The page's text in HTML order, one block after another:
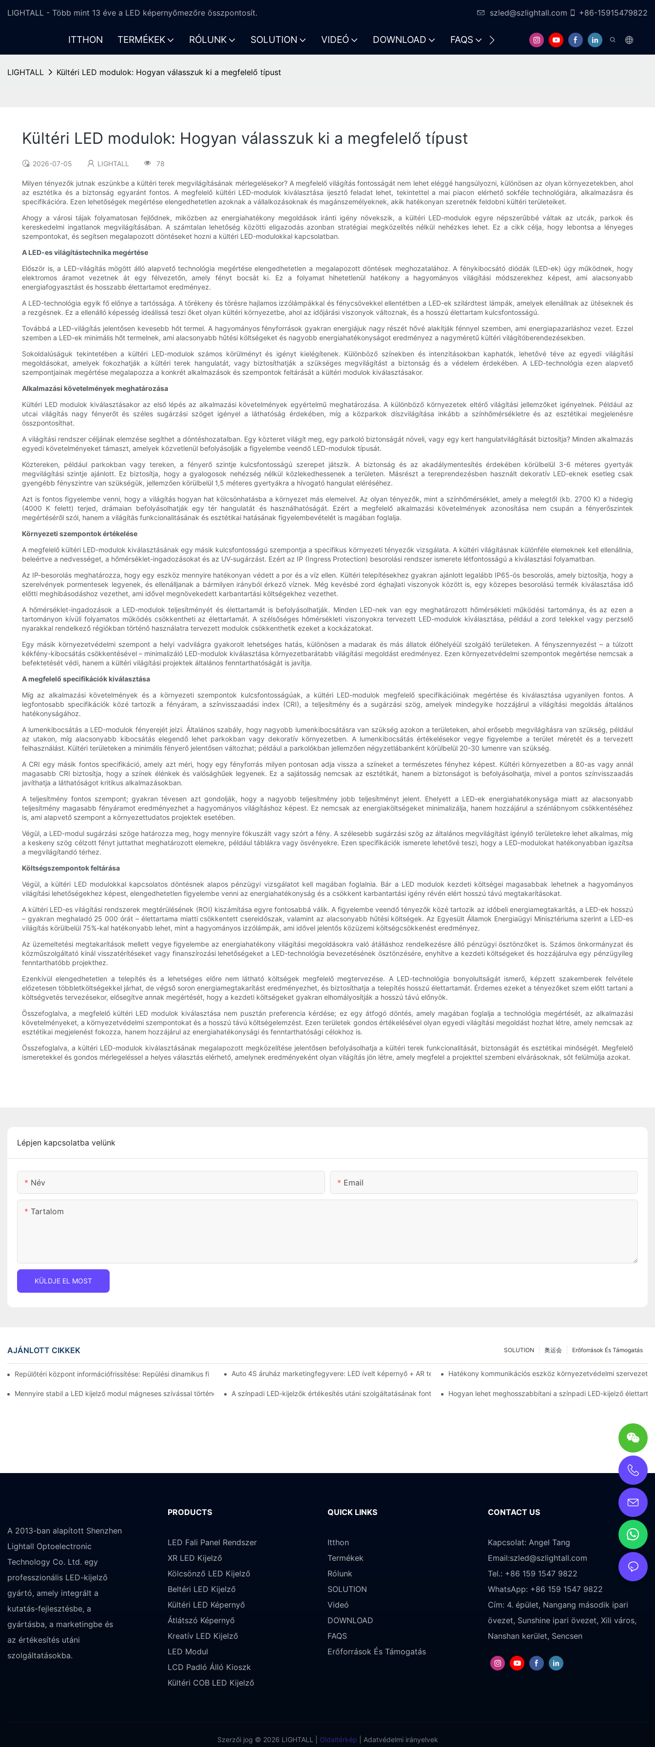
LIGHTALL - Több mint 13 éve a LED képernyőmezőre összpontosít. szled@szlightall.com +86-15915479822
ITTHON TERMÉKEK RÓLUNK SOLUTION VIDEÓ DOWNLOAD FAQS ERŐFORRÁSOK ÉS TÁMOGATÁS
LIGHTALL Kültéri LED modulok: Hogyan válasszuk ki a megfelelő típust
Kültéri LED modulok: Hogyan válasszuk ki a megfelelő típust
2026-07-05 LIGHTALL 78
Milyen tényezők jutnak eszünkbe a kültéri terek megvilágításának mérlegelésekor? A megfelelő világítás fontosságát nem lehet eléggé hangsúlyozni, különösen az olyan környezetekben, ahol
az esztétika és a biztonság egyaránt fontos. A megfelelő kültéri LED-modulok kiválasztása ijesztő feladat lehet, tekintettel a mai piacon elérhető sokféle technológiára, alkalmazásra és
specifikációra. Ezen lehetőségek megértése elengedhetetlen azoknak a vállalkozásoknak és magánszemélyeknek, akik hatékonyan szeretnék feldobni kültéri területeiket.
Ahogy a városi tájak folyamatosan fejlődnek, miközben az energiahatékony megoldások iránti igény növekszik, a kültéri LED-modulok egyre népszerűbbé váltak az utcák, parkok és
kereskedelmi ingatlanok megvilágításában. A számtalan lehetőség közötti eligazodás azonban stratégiai megközelítés nélkül nehézkes lehet. Ez a cikk célja, hogy lebontsa a lényeges
szempontokat, és segítsen megalapozott döntéseket hozni a kültéri LED-modulokkal kapcsolatban.
A LED-es világítástechnika megértése
Először is, a LED-világítás mögött álló alapvető technológia megértése elengedhetetlen a megalapozott döntések meghozatalához. A fénykibocsátó diódák (LED-ek) úgy működnek, hogy
elektromos áramot vezetnek át egy félvezetőn, amely fényt bocsát ki. Ez a folyamat hihetetlenül hatékony a hagyományos világítási módszerekhez képest, ami alacsonyabb
energiafogyasztást és hosszabb élettartamot eredményez.
A LED-technológia egyik fő előnye a tartóssága. A törékeny és törésre hajlamos izzólámpákkal és fénycsövekkel ellentétben a LED-ek szilárdtest lámpák, amelyek ellenállnak az ütéseknek és
a rezgésnek. Ez a ellenálló képesség ideálissá teszi őket olyan kültéri környezetbe, ahol az időjárási viszonyok változnak, és a hosszú élettartam kulcsfontosságú.
Továbbá a LED-világítás jelentősen kevesebb hőt termel. A hagyományos fényforrások gyakran energiájuk nagy részét hővé alakítják fénnyel szemben, ami energiapazarláshoz vezet. Ezzel
szemben a LED-ek minimális hőt termelnek, ami alacsonyabb hűtési költségeket és nagyobb energiahatékonyságot eredményez a nagyméretű kültéri világítóberendezésekben.
Sokoldalúságuk tekintetében a kültéri LED-modulok számos körülményt és igényt kielégítenek. Különböző színekben és intenzitásokban kaphatók, lehetővé téve az egyedi világítási
megoldásokat, amelyek fokozhatják a kültéri terek hangulatát, vagy biztosíthatják a szükséges megvilágítást a biztonság és a védelem érdekében. A LED-technológia ezen alapvető
szempontjainak megértése megalapozza a konkrét alkalmazások és szempontok feltárását a kültéri modulok kiválasztásakor.
Alkalmazási követelmények meghatározása
Kültéri LED modulok kiválasztásakor az első lépés az alkalmazási követelmények egyértelmű meghatározása. A különböző környezetek eltérő világítási jellemzőket igényelnek. Például az
utcai világítás nagy fényerőt és széles sugárzási szöget igényel a láthatóság érdekében, míg a közparkok díszvilágítása inkább a színhőmérsékletre és az esztétikai megjelenésre
összpontosíthat.
A világítási rendszer céljának elemzése segíthet a döntéshozatalban. Egy közteret világít meg, egy parkoló biztonságát növeli, vagy egy kert hangulatvilágítását biztosítja? Minden alkalmazás
egyedi követelményeket támaszt, amelyek közvetlenül befolyásolják a figyelembe veendő LED-modulok típusát.
Köztereken, például parkokban vagy tereken, a fényerő szintje kulcsfontosságú szerepet játszik. A biztonság és az akadálymentesítés érdekében körülbelül 3-6 méteres gyertyák
megvilágítási szintje ajánlott. Ez biztosítja, hogy a gyalogosok nehézség nélkül közlekedhessenek a területen. Másrészt a tereprendezésben használt dekoratív LED-eknek esetleg csak
gyengébb fényszintre van szükségük, jellemzően körülbelül 1,5 méteres gyertyákra a hívogató hangulat eléréséhez.
Azt is fontos figyelembe venni, hogy a világítás hogyan hat kölcsönhatásba a környezet más elemeivel. Az olyan tényezők, mint a színhőmérséklet, amely a melegtől (kb. 2700 K) a hidegig
(4000 K felett) terjed, drámaian befolyásolhatják egy tér hangulatát és használhatóságát. Ezért a megfelelő alkalmazási követelmények azonosítása nem csupán a fényerőszintek
megértéséről szól, hanem a világítás funkcionalitásának és esztétikai hatásának figyelembevételét is magában foglalja.
Környezeti szempontok értékelése
A megfelelő kültéri LED-modulok kiválasztásának egy másik kulcsfontosságú szempontja a specifikus környezeti tényezők vizsgálata. A kültéri világításnak különféle elemeknek kell ellenállnia,
beleértve a nedvességet, a hőmérséklet-ingadozásokat és az UV-sugárzást. Ezért az IP (Ingress Protection) besorolási rendszer ismerete létfontosságú a kiválasztási folyamatban.
Az IP-besorolás meghatározza, hogy egy eszköz mennyire hatékonyan védett a por és a víz ellen. Kültéri telepítésekhez gyakran ajánlott legalább IP65-ös besorolás, amely biztosítja, hogy a
szerelvények pormentesek legyenek, és ellenálljanak a bármilyen irányból érkező víznek. Még kevésbé zord éghajlati viszonyok között is, egy közepes besorolású termék kiválasztása idő
előtti meghibásodáshoz vezethet, ami idővel megnövekedett karbantartási költségekhez vezethet.
A hőmérséklet-ingadozások a LED-modulok teljesítményét és élettartamát is befolyásolhatják. Minden LED-nek van egy meghatározott hőmérsékleti működési tartománya, és az ezen a
tartományon kívüli folyamatos működés csökkentheti az élettartamát. A szélsőséges hőmérsékleti viszonyokra tervezett LED-modulok kiválasztása, például a zord telekkel vagy perzselő
nyarakkal rendelkező régiókban történő használatra tervezett modulok csökkenthetik ezeket a kockázatokat.
Egy másik környezetvédelmi szempont a helyi vadvilágra gyakorolt ​​lehetséges hatás, különösen a madarak és más állatok élőhelyéül szolgáló területeken. A fényszennyezést – a túlzott
kékfény-kibocsátás csökkentésével – minimalizáló LED-modulok kiválasztása környezetbarátabb világítási megoldást eredményez. Ezen környezetvédelmi szempontok megértése nemcsak a
befektetését védi, hanem a kültéri világítási projektek általános fenntarthatóságát is javítja.
A megfelelő specifikációk kiválasztása
Míg az alkalmazási követelmények és a környezeti szempontok kulcsfontosságúak, a kültéri LED-modulok megfelelő specifikációinak megértése és kiválasztása ugyanilyen fontos. A
legfontosabb specifikációk közé tartozik a fényáram, a színvisszaadási index (CRI), a teljesítmény és a sugárzási szög, amelyek mindegyike hozzájárul a világítási megoldás általános
hatékonyságához.
A lumenkibocsátás a LED-modulok fényerejét jelzi. Általános szabály, hogy nagyobb lumenkibocsátásra van szükség azokon a területeken, ahol erősebb megvilágításra van szükség, például
az utakon, míg alacsonyabb kibocsátás elegendő lehet parkokban vagy dekoratív környezetben. A lumenkibocsátás értékelésekor vegye figyelembe a terület méretét és a tervezett
felhasználást. Kültéri területeken a minimális fényerő jelentősen változhat; például a parkolókban jellemzően négyzetlábanként körülbelül 20-30 lumenre van szükség.
A CRI egy másik fontos specifikáció, amely azt méri, hogy egy fényforrás milyen pontosan adja vissza a színeket a természetes fényhez képest. Kültéri környezetben a 80-as vagy annál
magasabb CRI biztosítja, hogy a színek élénkek és valósághűek legyenek. Ez a sajátosság nemcsak az esztétikát, hanem a biztonságot is befolyásolhatja, mivel a pontos színvisszaadás
javíthatja a láthatóságot kritikus alkalmazásokban.
A teljesítmény fontos szempont; gyakran tévesen azt gondolják, hogy a nagyobb teljesítmény jobb teljesítményt jelent. Ehelyett a LED-ek energiahatékonysága miatt az alacsonyabb
teljesítmény magasabb fényáramot eredményezhet a hagyományos világításhoz képest. Ez nemcsak az energiaköltségeket minimalizálja, hanem hozzájárul a szénlábnyom csökkentéséhez
is, ami alapvető szempont a környezettudatos projektek esetében.
Végül, a LED-modul sugárzási szöge határozza meg, hogy mennyire fókuszált vagy szórt a fény. A szélesebb sugárzási szög az általános megvilágítást igénylő területekre lehet alkalmas, míg
a keskeny szög célzott fényt juttathat meghatározott elemekre, például táblákra vagy ösvényekre. Ezen specifikációk ismerete lehetővé teszi, hogy a LED-modulokat hatékonyabban igazítsa
a megvilágítandó térhez.
Költségszempontok feltárása
Végül, a kültéri LED modulokkal kapcsolatos döntésnek alapos pénzügyi vizsgálatot kell magában foglalnia. Bár a LED modulok kezdeti költségei magasabbak lehetnek a hagyományos
világítási lehetőségekhez képest, elengedhetetlen figyelembe venni az energiahatékonyság és a csökkent karbantartási igény révén elért hosszú távú megtakarításokat.
A kültéri LED-es világítási rendszerek megtérülésének (ROI) kiszámítása egyre fontosabbá válik. A figyelembe veendő tényezők közé tartozik az időbeli energiamegtakarítás, a LED-ek hosszú
– gyakran meghaladó 25 000 órát – élettartama miatti csökkentett csereidőszak, valamint az alacsonyabb hűtési költségek. Az Egyesült Államok Energiaügyi Minisztériuma szerint a LED-es
világítás körülbelül 75%-kal hatékonyabb lehet, mint a hagyományos izzólámpák, ami idővel jelentős közüzemi költségcsökkenést eredményez.
Az üzemeltetési megtakarítások mellett vegye figyelembe az energiahatékony világítási megoldásokra való átálláshoz rendelkezésre álló pénzügyi ösztönzőket is. Számos önkormányzat és
közműszolgáltató kínál visszatérítéseket vagy finanszírozási lehetőségeket a LED-technológia bevezetésének ösztönzésére, enyhítve a kezdeti költségeket és hozzájárulva egy pénzügyileg
fenntarthatóbb projekthez.
Ezenkívül elengedhetetlen a telepítés és a lehetséges előre nem látható költségek megfelelő megtervezése. A LED-technológia bonyolultságát ismerő, képzett szakemberek felvétele
előzetesen többletköltségekkel járhat, de végső soron energiamegtakarítást eredményezhet, és biztosíthatja a telepítés hosszú élettartamát. Érdemes ezeket a tényezőket szem előtt tartani a
költségvetés tervezésekor, elősegítve annak megértését, hogy a kezdeti költségeket gyakran elhomályosítják a hosszú távú előnyök.
Összefoglalva, a megfelelő kültéri LED modulok kiválasztása nem pusztán preferencia kérdése; ez egy átfogó döntés, amely magában foglalja a technológia megértését, az alkalmazási
követelményeket, a környezetvédelmi szempontokat és a hosszú távú költségelemzést. Ezen területek gondos értékelésével olyan egyedi világítási megoldást hozhat létre, amely nemcsak az
esztétikai megjelenést fokozza, hanem hozzájárul az energiahatékonysági és fenntarthatósági célokhoz is.
Összefoglalva, a kültéri LED-modulok kiválasztásának megalapozott megközelítése jelentősen befolyásolhatja a kültéri terek funkcionalitását, biztonságát és esztétikai minőségét. Megfelelő
ismeretekkel és gondos mérlegeléssel a helyes választás elérhető, amelynek eredményeként olyan világítás jön létre, amely megfelel a projekttel szembeni elvárásoknak, sőt felülmúlja azokat.
Lépjen kapcsolatba velünk
Név Email
Tartalom
KÜLDJE EL MOST
AJÁNLOTT CIKKEK Erőforrások És Támogatás
奥运会
SOLUTION
Repülőtéri központ információfrissítése: Repülési dinamikus figyelmeztető rendszer nagy fényerejű beltéri LED-képernyőhözAuto 4S áruház marketingfegyvere: LED ívelt képernyő + AR technológia magával ragadó tesztvezetési élménye
Hatékony kommunikációs eszköz környezetvédelmi
Mennyire stabil a LED kijelző modul mágneses szívással történő telepítése?A színpadi LED-kijelzők értékesítés utáni szolgáltatásának fontossága és biztosítékaiHogyan lehet meghosszabbítani a színpadi LED-kijelző
A 2013-ban alapított Shenzhen
Lightall Optoelectronic
Technology Co. Ltd. egy
professzionális LED-kijelző
gyártó, amely integrált a
kutatás-fejlesztésbe, a
gyártásba, a marketingbe és
az értékesítés utáni
szolgáltatásokba.
PRODUCTS
LED Fali Panel Rendszer
XR LED Kijelző
Kölcsönző LED Kijelző
Beltéri LED Kijelző
Kültéri LED Képernyő
Átlátszó Képernyő
Kreatív LED Kijelző
LED Modul
LCD Padló Álló Kioszk
Kültéri COB LED Kijelző
QUICK LINKS
Itthon
Termékek
Rólunk
SOLUTION
Videó
DOWNLOAD
FAQS
Erőforrások És Támogatás
CONTACT US
Kapcsolat: Angel Tang
Email:szled@szlightall.com
Tel.: +86 159 1547 9822
WhatsApp: +86 159 1547 9822
Cím: 4. épület, Nangang második ipari
övezet, Sunshine ipari övezet, Xili város,
Nanshan kerület, Sencsen
Szerzői jog © 2026 LIGHTALL | Oldaltérkép Adatvédelmi irányelvek